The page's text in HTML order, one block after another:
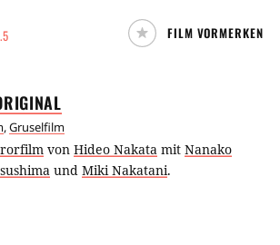
.5 FILM VORMERKEN
,Gruselfilm
von Hideo Nakata mit Nanako
und Miki Nakatani.